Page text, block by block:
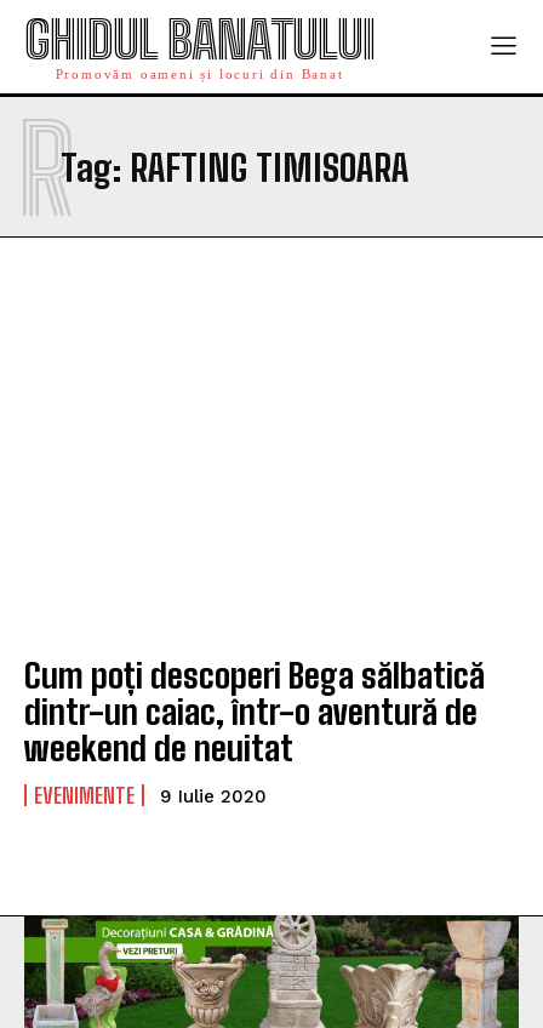
GHIDUL BANATULUI
Promovăm oameni și locuri din Banat
Tag: RAFTING TIMISOARA
R
Cum poți descoperi Bega sălbatică
dintr-un caiac, într-o aventură de
weekend de neuitat
EVENIMENTE 9 Iulie 2020